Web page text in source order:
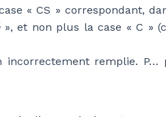
« CS » correspondant,
», et non plus la case « C »
remplie. P…